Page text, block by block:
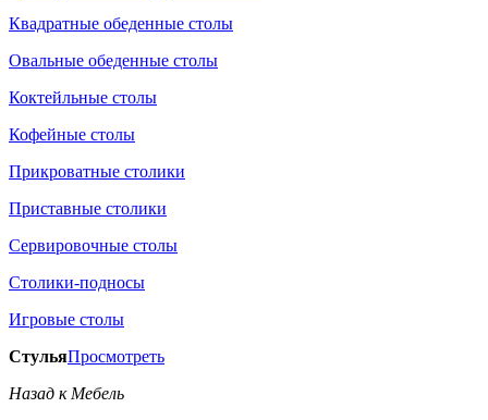
Квадратные обеденные столы
Овальные обеденные столы
Коктейльные столы
Кофейные столы
Прикроватные столики
Приставные столики
Сервировочные столы
Столики-подносы
Игровые столы
СтульяПросмотреть
Назад к Мебель